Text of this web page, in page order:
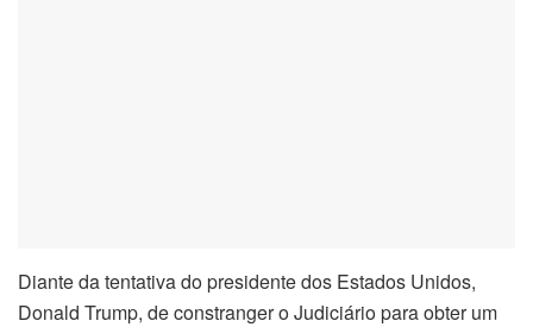
Diante da tentativa do presidente dos Estados Unidos,
Donald Trump, de constranger o Judiciário para obter um